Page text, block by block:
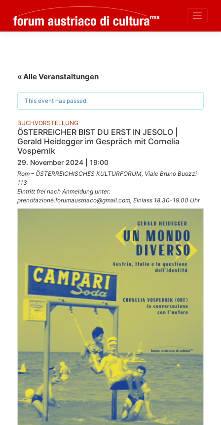
« Alle Veranstaltungen
This event has passed.
BUCHVORSTELLUNG
ÖSTERREICHER BIST DU ERST IN JESOLO |
Gerald Heidegger im Gespräch mit Cornelia
Vospernik
29. November 2024 | 19:00
Rom – ÖSTERREICHISCHES KULTURFORUM, Viale Bruno Buozzi
113
Eintritt frei nach Anmeldung unter:
prenotazione.forumaustriaco@gmail.com, Einlass 18.30-19.00 Uhr